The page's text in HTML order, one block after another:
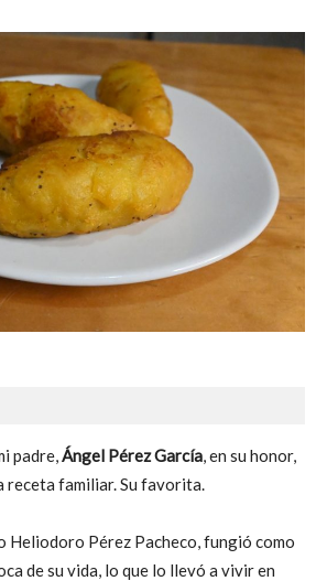
padre,Ángel Pérez García, en su honor,
receta familiar. Su favorita.
Heliodoro Pérez Pacheco, fungió como
de su vida, lo que lo llevó a vivir en